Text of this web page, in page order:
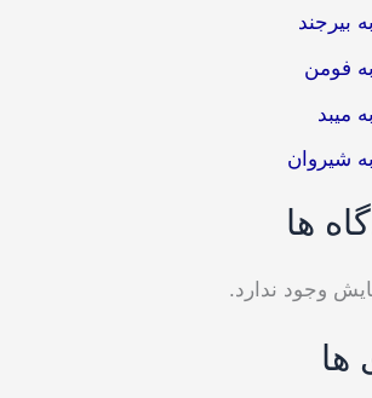
بیرجند
فومن
میبد
شیروان
ها
وجود ندارد.
ها